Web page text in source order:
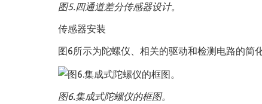
图5.四通道差分传感器设计。
传感器安装
图6所示为陀螺仪、相关的驱动和检测电路的简
图6.集成式陀螺仪的框图。